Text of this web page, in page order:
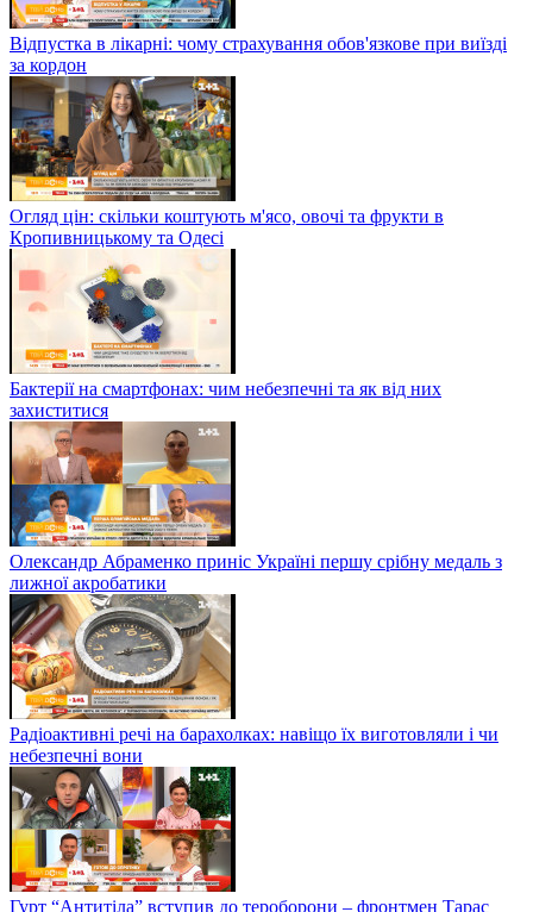
Відпустка в лікарні: чому страхування обов'язкове при виїзді
за кордон
Огляд цін: скільки коштують м'ясо, овочі та фрукти в
Кропивницькому та Одесі
Бактерії на смартфонах: чим небезпечні та як від них
захиститися
Олександр Абраменко приніс Україні першу срібну медаль з
лижної акробатики
Радіоактивні речі на барахолках: навіщо їх виготовляли і чи
небезпечні вони
Гурт “Антитіла” вступив до тероборони – фронтмен Тарас